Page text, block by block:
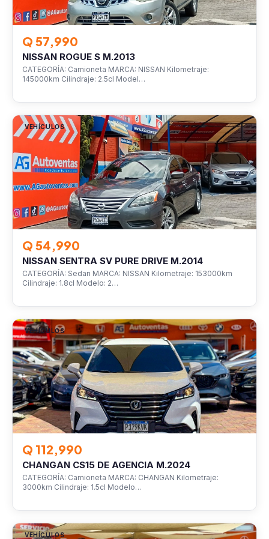
Q 57,990
NISSAN ROGUE S M.2013
CATEGORÍA: Camioneta MARCA: NISSAN Kilometraje:
145000km Cilindraje: 2.5cl Model…
VEHÍCULOS
Q 54,990
NISSAN SENTRA SV PURE DRIVE M.2014
CATEGORÍA: Sedan MARCA: NISSAN Kilometraje: 153000km
Cilindraje: 1.8cl Modelo: 2…
VEHÍCULOS
Q 112,990
CHANGAN CS15 DE AGENCIA M.2024
CATEGORÍA: Camioneta MARCA: CHANGAN Kilometraje:
3000km Cilindraje: 1.5cl Modelo…
VEHÍCULOS